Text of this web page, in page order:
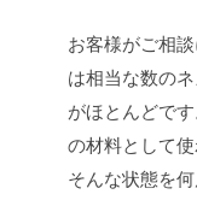
お客様がご相
は相当な数の
がほとんどで
の材料として
そんな状態を